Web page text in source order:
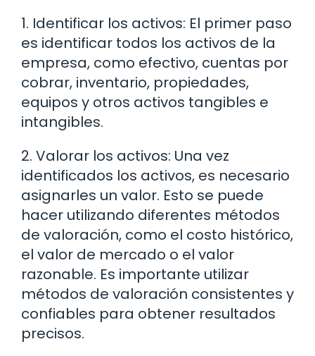
1. Identificar los activos: El primer paso
es identificar todos los activos de la
empresa, como efectivo, cuentas por
cobrar, inventario, propiedades,
equipos y otros activos tangibles e
intangibles.
2. Valorar los activos: Una vez
identificados los activos, es necesario
asignarles un valor. Esto se puede
hacer utilizando diferentes métodos
de valoración, como el costo histórico,
el valor de mercado o el valor
razonable. Es importante utilizar
métodos de valoración consistentes y
confiables para obtener resultados
precisos.